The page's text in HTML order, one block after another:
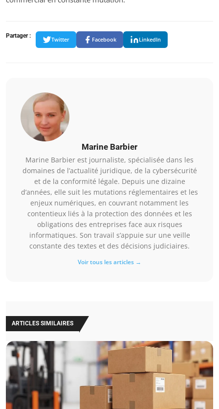
Partager :
Twitter Facebook LinkedIn
Marine Barbier
Marine Barbier est journaliste, spécialisée dans les
domaines de l’actualité juridique, de la cybersécurité
et de la conformité légale. Depuis une dizaine
d’années, elle suit les mutations réglementaires et les
enjeux numériques, en couvrant notamment les
contentieux liés à la protection des données et les
obligations des entreprises face aux risques
informatiques. Son travail s’appuie sur une veille
constante des textes et des décisions judiciaires.
Voir tous les articles →
ARTICLES SIMILAIRES